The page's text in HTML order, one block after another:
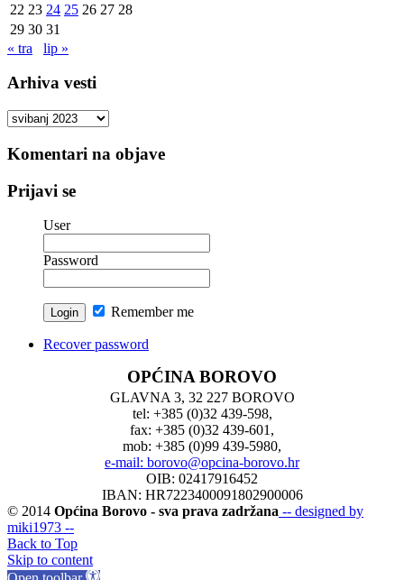
22 23 24 25 26 27 28
29 30 31
« tra
lip »
Arhiva vesti
Arhiva
Komentari na objave
Prijavi se
User
Password
Remember me
Recover password
OPĆINA BOROVO
GLAVNA 3, 32 227 BOROVO
tel: +385 (0)32 439-598,
fax: +385 (0)32 439-601,
mob: +385 (0)99 439-5980,
e-mail: borovo@opcina-borovo.hr
OIB: 02417916452
IBAN: HR7223400091802900006
© 2014 Općina Borovo - sva prava zadržana -- designed by
miki1973 --
Back to Top
Skip to content